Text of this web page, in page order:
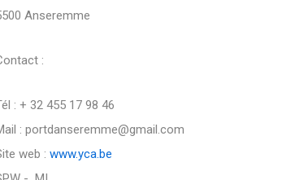
Anseremme
:
: + 32 455 17 98 46
: portdanseremme@gmail.com
web : www.yca.be